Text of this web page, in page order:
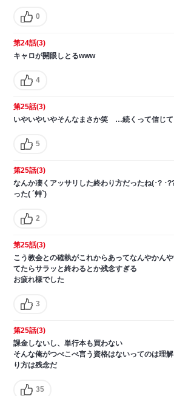
0
第24話(3)
キャロが開眼しとるwww
4
第25話(3)
いやいやいやそんなまさか笑 …続くって信じて
5
第25話(3)
なんか凄くアッサリした終わり方だったね(･? ･
った( ´艸`)
2
第25話(3)
こう教会との確執がこれからあってなんやかん
てたらサラッと終わるとか残念すぎる
お疲れ様でした
3
第25話(3)
課金しないし、単行本も買わない
そんな俺がつべこべ言う資格はないってのは理
り方は残念だ
35